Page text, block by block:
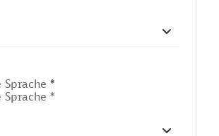
Sprache *
Sprache *